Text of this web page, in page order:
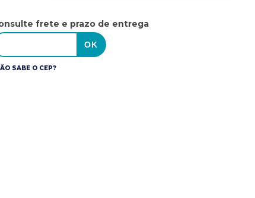
frete e prazo de entrega
SABE O CEP?